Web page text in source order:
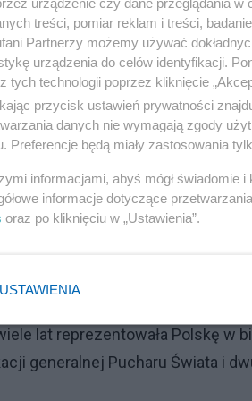
internautów i wrzuciła pod
Reklama
w Opolu. Prezenter nie
Reklama
lat reprezentowała Polskę w
generalnej Pucharu Świata i
treści, pomiar reklam i treści,
Partnerzy możemy używać
urządzenia do celów identyfikacji.
tych technologii poprzez kliknięcie
przycisk ustawień prywatności
danych nie wymagają zgody
Preferencje będą miały zastosowania
informacjami, abyś mógł
informacje dotyczące
oraz po kliknięciu w „Ustawienia”.
USTAWIENIA